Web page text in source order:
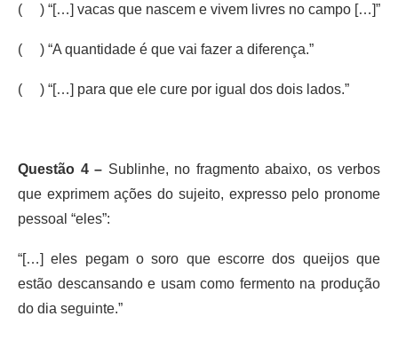
( ) “[…] vacas que nascem e vivem livres no campo […]”
( ) “A quantidade é que vai fazer a diferença.”
( ) “[…] para que ele cure por igual dos dois lados.”
Questão 4 – Sublinhe, no fragmento abaixo, os verbos
que exprimem ações do sujeito, expresso pelo pronome
pessoal “eles”:
“[…] eles pegam o soro que escorre dos queijos que
estão descansando e usam como fermento na produção
do dia seguinte.”